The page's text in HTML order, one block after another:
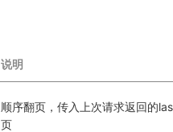
说明
顺序翻页，传入上次请求返回的
页